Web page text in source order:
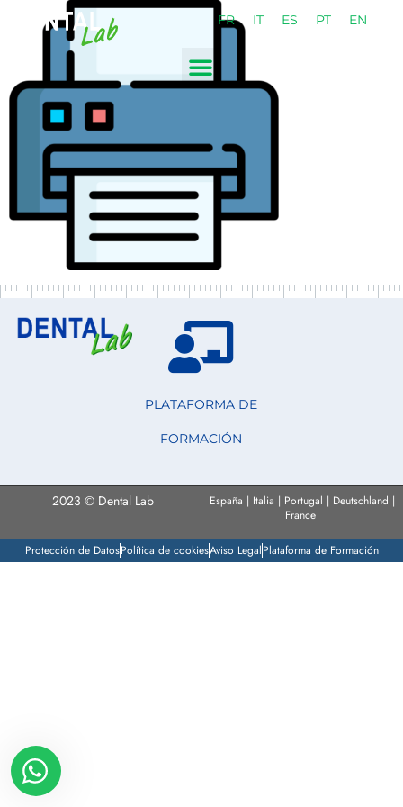
FR IT ES PT EN
PLATAFORMA DE
FORMACIÓN
2023 © Dental Lab
España | Italia | Portugal | Deutschland |
France
Protección de DatosPolítica de cookiesAviso LegalPlataforma de Formación